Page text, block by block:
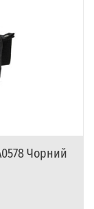
Чорний